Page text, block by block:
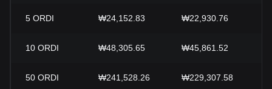
5 ORDI ₩24,152.83 ₩22,930.76
10 ORDI ₩48,305.65 ₩45,861.52
50 ORDI ₩241,528.26 ₩229,307.58